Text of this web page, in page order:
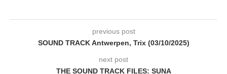
previous post
SOUND TRACK Antwerpen, Trix (03/10/2025)
next post
THE SOUND TRACK FILES: SUNA